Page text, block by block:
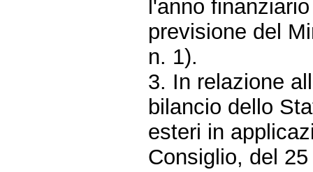
l'anno
previsione del
n. 1).
3. In relazione
bilancio dello
esteri in
Consiglio, del